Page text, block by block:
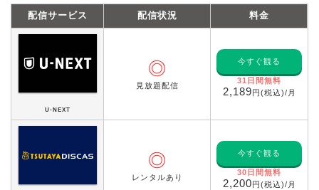
配信サービス 配信状況 料金
U-NEXT
◎
見放題配信
今すぐ観る
31日間無料
2,189円(税込)/月
◎
レンタルあり
今すぐ観る
30日間無料
2,200円(税込)/月